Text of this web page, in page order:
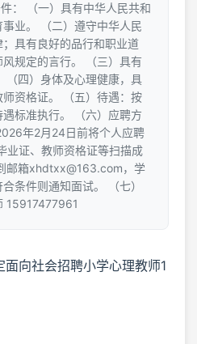
： （一）具有中华人民共和
业。 （二）遵守中华人民
具有良好的品行和职业道
规定的言行。 （三）具有
（四）身体及心理健康，具
资格证。 （五）待遇：按
标准执行。 （六）应聘方
年2月24日前将个人应聘
业证、教师资格证等扫描成
邮箱xhdtxx@163.com，学
条件则通知面试。 （七）
15917477961
向社会招聘小学心理教师1